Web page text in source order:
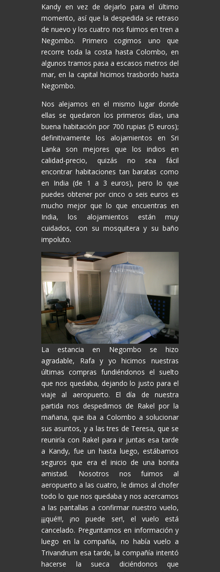
Kandy en vez de dejarlo para el último
momento, así que la despedida se retraso
de nuevo y los cuatro nos fuimos en tren a
Negombo. Primero cogimos uno que
recorre toda la costa hasta Colombo, en
algunos tramos pasa a escasos metros del
mar, en la capital hicimos trasbordo hasta
Negombo.
Nos alejamos en el mismo lugar donde
ellas se quedaron los primeros días, una
buena habitación por 700 rupias (5 euros);
definitivamente los alojamientos en Sri
Lanka son mejores que los indios en
calidad-precio, quizás no sea fácil
encontrar habitaciones tan baratas como
en India (de 1 a 3 euros), pero lo que
puedes obtener por cinco o seis euros es
mucho mejor que lo que encuentras en
India, los alojamientos están muy
cuidados, con su mosquitera y su baño
impoluto.
La estancia en Negombo se hizo
agradable, Rafa y yo hicimos nuestras
últimas compras fundiéndonos el suelto
que nos quedaba, dejando lo justo para el
viaje al aeropuerto. El día de nuestra
partida nos despedimos de Rakel por la
mañana, que iba a Colombo a solucionar
sus asuntos, y a las tres de Teresa, que se
reuniría con Rakel para ir juntas esa tarde
a Kandy, fue un hasta luego, estábamos
seguros que era el inicio de una bonita
amistad. Nosotros nos fuimos al
aeropuerto a las cuatro, le dimos al chofer
todo lo que nos quedaba y nos acercamos
a las pantallas a confirmar nuestro vuelo,
¡¡¡qué!!!, ¡no puede ser!, el vuelo está
cancelado. Preguntamos en información y
luego en la compañía, no había vuelo a
Trivandrum esa tarde, la compañía intentó
hacerse la sueca diciéndonos que